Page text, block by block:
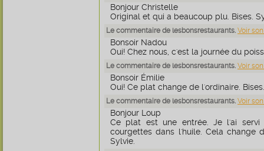
Bonjour Christelle
Original et qui a beaucoup plu. Bises.
Le commentaire de lesbonsrestaurants. Voir
Bonsoir Nadou
Oui! Chez nous, c'est la journée du
Le commentaire de lesbonsrestaurants. Voir
Bonsoir Émilie
Oui! Ce plat change de l'ordinaire.
Le commentaire de lesbonsrestaurants. Voir
Bonjour Loup
Ce plat est une entrée. Je l'ai
courgettes dans l'huile. Cela change
Sylvie.